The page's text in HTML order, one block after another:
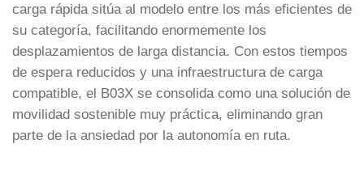
carga rápida sitúa al modelo entre los más eficientes de
su categoría, facilitando enormemente los
desplazamientos de larga distancia. Con estos tiempos
de espera reducidos y una infraestructura de carga
compatible, el B03X se consolida como una solución de
movilidad sostenible muy práctica, eliminando gran
parte de la ansiedad por la autonomía en ruta.